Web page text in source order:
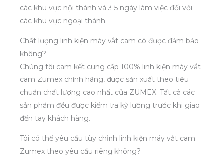
các khu vực nội thành và 3-5 ngày làm việc đối với
các khu vực ngoại thành.
Chất lượng linh kiện máy vắt cam có được đảm bảo
không?
Chúng tôi cam kết cung cấp 100% linh kiện máy vắt
cam Zumex chính hãng, được sản xuất theo tiêu
chuẩn chất lượng cao nhất của ZUMEX. Tất cả các
sản phẩm đều được kiểm tra kỹ lưỡng trước khi giao
đến tay khách hàng.
Tôi có thể yêu cầu tùy chỉnh linh kiện máy vắt cam
Zumex theo yêu cầu riêng không?